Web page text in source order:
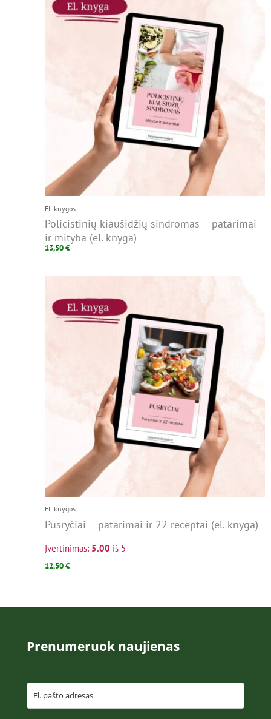
El. knygos
Policistinių kiaušidžių sindromas – patarimai
ir mityba (el. knyga)
13,50€
El. knygos
Pusryčiai – patarimai ir 22 receptai (el. knyga)
Įvertinimas: 5.00 iš 5
12,50€
Prenumeruok naujienas